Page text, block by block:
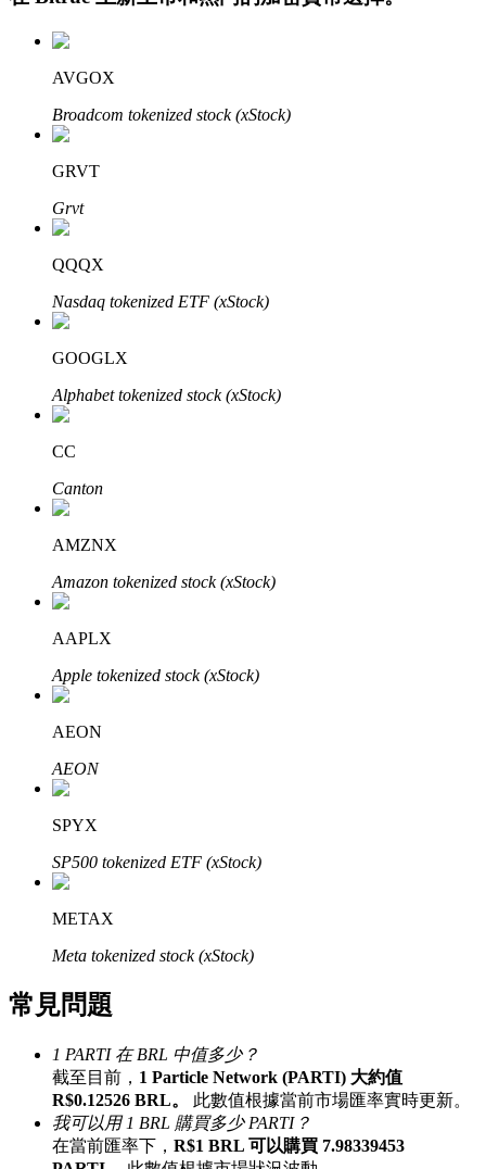
定投理财
了解如何賺取穩定收入
Bitrue AI
合夥人計劃
Bitrue渠道合伙人
最高達65%佣金！
AVGOX
Broadcom tokenized stock (xStock)
GRVT
Grvt
QQQX
Nasdaq tokenized ETF (xStock)
GOOGLX
Alphabet tokenized stock (xStock)
CC
Canton
AMZNX
Amazon tokenized stock (xStock)
AAPLX
Apple tokenized stock (xStock)
AEON
AEON
SPYX
SP500 tokenized ETF (xStock)
METAX
Meta tokenized stock (xStock)
常見問題
1 PARTI 在 BRL 中值多少？
截至目前， 1 Particle Network (PARTI) 大約值
R$0.12526 BRL。
此數值根據當前市場匯率實時更新。
我可以用 1 BRL 購買多少 PARTI？
在當前匯率下， R$1 BRL 可以購買 7.98339453